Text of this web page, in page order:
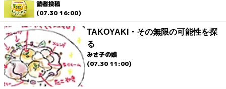
読者投稿
(07.30 16:00)
TAKOYAKI・その無限の可能性を探
る
みさ子の娘
(07.30 11:00)